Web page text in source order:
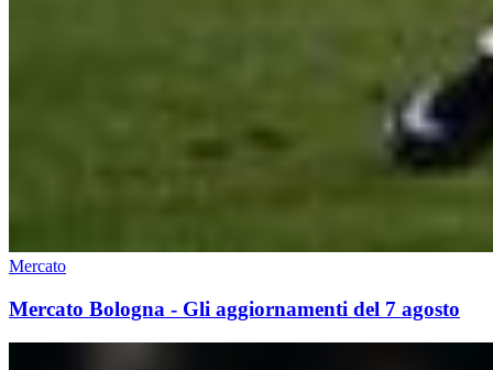
Mercato
Mercato Bologna - Gli aggiornamenti del 7 agosto